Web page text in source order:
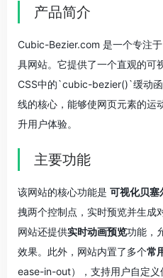
产品简介
Cubic-Bezier.com 是一个专注于
具网站。它提供了一个直观的可
CSS中的`cubic-bezier()`缓动
线的核心，能够使网页元素的运
升用户体验。
主要功能
该网站的核心功能是 可视化贝塞
拽两个控制点，实时预览并生
网站还提供实时动画预览功能，
效果。此外，网站内置了多个常
ease-in-out），支持用户自定